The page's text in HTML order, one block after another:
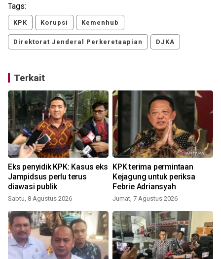
Tags:
KPK Korupsi Kemenhub
Direktorat Jenderal Perkeretaapian DJKA
Terkait
Eks penyidik KPK: Kasus eks
Jampidsus perlu terus
diawasi publik
Sabtu, 8 Agustus 2026
KPK terima permintaan
Kejagung untuk periksa
Febrie Adriansyah
Jumat, 7 Agustus 2026